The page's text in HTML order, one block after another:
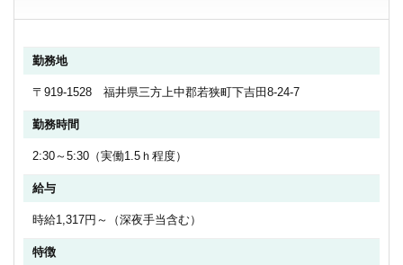
勤務地
〒919-1528 福井県三方上中郡若狭町下吉田8-24-7
勤務時間
2:30～5:30（実働1.5ｈ程度）
給与
時給1,317円～（深夜手当含む）
特徴